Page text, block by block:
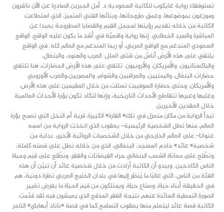
تستوقفك رواية غايكوب للكاتبة السعودية د. أمل الجبرين الصادرة عن الآن ناشرون
وموزعون بموضوعها، وعمق طروحاتها، وبنائها الفني المتميز، الذي استطاعت
الكاتبة من خلاله تقديم رؤيتها لمجمل القيم والقضايا المطروحة بعيدا عن
المباشرة والسرد الخطابي. إنها رواية واقعيّة في أشد ما يكون عليه الواقع، الواقع
السعودي المندغم مع الواقع العربي، أو ربما المندغم مع العالم كله. في الواقع
يلتقي على هذه الأرض أناسٌ من شتى الملل: العرب والهنود، والبنغال،
والباكستانيون، والأمريكان، والأروبيون. تلتقي على هذه الأرض الحضارات، هنا تلتقي
حضارات البنغال، واليمنيين، والعراقيين والشوام، والمصريين،والغرب الأوروبي
والأمريكان، وحتى حضارة السوفييت تسللت من خلال المقيمين على هذه الأرض،
وعليها وعبرها تتقاطع الأحداث التاريخية، وإنها لتكاد تكون بؤرة الأحداث العالمية
خلال العقدين الأخيرين.
تبدأ الرواية من مكان منعزل في تلك» القارة» الكبيرة، قرية أم النخل التي تصبح بؤرة
العالم، منها تطل الشخصية الرئيسية- يعقوب الذي اتخذت الرواية من اسمه
عنوانا- على العالم الخارجي من خلال الشخصيات الروائية الأخرى. بداية من
شخصية» عائد» خادم المسجد، البنغالي، الذي من خلاله نطل على قصته كاملة،
ونطّلع على معاناة الشعب البنغالي جراء الفيضانات والفقر، ونطّلع على قيم وحياة
الناس الكادحين. ويبدو أن الكاتبة أرادت من خلال شخصية عائد أن تبيّن أن هذه
الفئة من الناس، التي غالبًا ما يُنظر إليها في بلدان الخليج العربي نظرة دونية، هم
في الحقيقة أبناء حياة، وصناع حياة، ويمتلكون من قيم الحياة ما يفرض تغيير
الصورة النمطية السائدة عنهم نتيجة الفقر المدقع الذي يعيشون فيه.لقد قدّمت
الكاتبة قصة عائد ليتعلم منها يعقوب التسامح كما في قصة «ناناد أبهاياي» التاجر